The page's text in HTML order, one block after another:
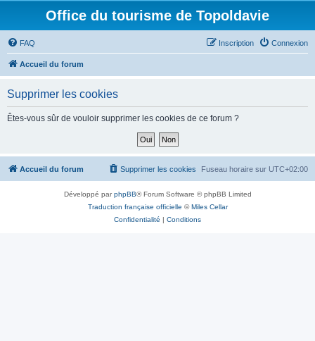
Office du tourisme de Topoldavie
FAQ Connexion
Inscription
Accueil du forum
Supprimer les cookies
Êtes-vous sûr de vouloir supprimer les cookies de ce forum ?
Accueil du forum Fuseau horaire sur UTC+02:00
Supprimer les cookies
Développé parphpBB® Forum Software © phpBB Limited
Traduction française officielle ©Miles Cellar
Confidentialité | Conditions